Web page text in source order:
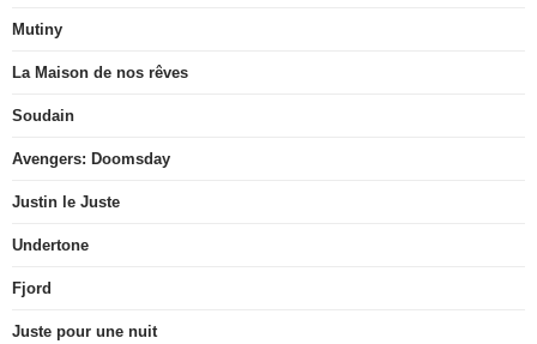
Mutiny
La Maison de nos rêves
Soudain
Avengers: Doomsday
Justin le Juste
Undertone
Fjord
Juste pour une nuit